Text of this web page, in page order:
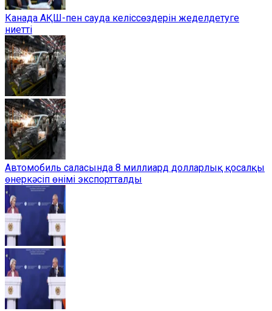
Канада АҚШ-пен сауда келіссөздерін жеделдетуге
ниетті
Автомобиль саласында 8 миллиард долларлық қосалқы
өнеркәсіп өнімі экспортталды